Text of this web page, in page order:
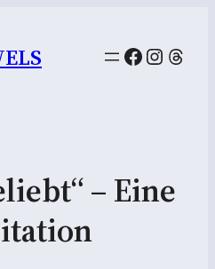
Facebook
– Eine